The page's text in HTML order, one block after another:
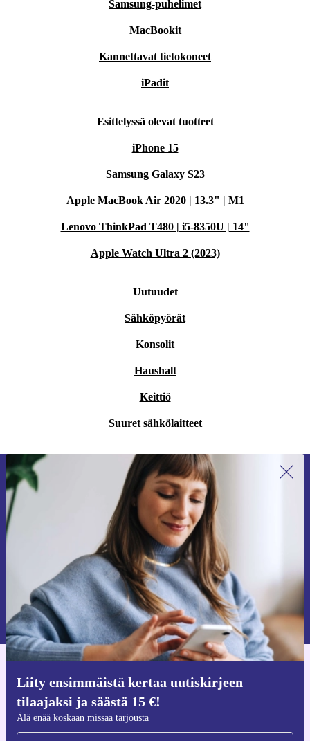
Samsung-puhelimet
MacBookit
Kannettavat tietokoneet
iPadit
Esittelyssä olevat tuotteet
iPhone 15
Samsung Galaxy S23
Apple MacBook Air 2020 | 13.3" | M1
Lenovo ThinkPad T480 | i5-8350U | 14"
Apple Watch Ultra 2 (2023)
Uutuudet
Sähköpyörät
Konsolit
Haushalt
Keittiö
Suuret sähkölaitteet
Liity ensimmäistä kertaa uutiskirjeen
tilaajaksi ja säästä 15 €!
Älä enää koskaan missaa tarjousta
Liity ensimmäistä kertaa uutiskirjeen
tilaajaksi ja säästä 15 €!
Älä missaa enää yhtäkään tarjousta.
Pyydä etukuponki
Lisätietoja henkilötietojen käytöstä löydättietosuojaselosteestamme.
iOS:lle ja Androidille